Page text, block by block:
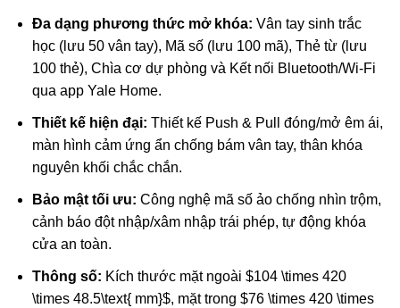
Đa dạng phương thức mở khóa: Vân tay sinh trắc
học (lưu 50 vân tay), Mã số (lưu 100 mã), Thẻ từ (lưu
100 thẻ), Chìa cơ dự phòng và Kết nối Bluetooth/Wi-Fi
qua app Yale Home.
Thiết kế hiện đại: Thiết kế Push & Pull đóng/mở êm ái,
màn hình cảm ứng ẩn chống bám vân tay, thân khóa
nguyên khối chắc chắn.
Bảo mật tối ưu: Công nghệ mã số ảo chống nhìn trộm,
cảnh báo đột nhập/xâm nhập trái phép, tự động khóa
cửa an toàn.
Thông số: Kích thước mặt ngoài $104 \times 420
\times 48.5\text{ mm}$, mặt trong $76 \times 420 \times